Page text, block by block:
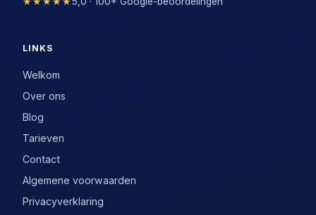
LINKS
Welkom
Over ons
Blog
Tarieven
Contact
Algemene voorwaarden
Privacyverklaring